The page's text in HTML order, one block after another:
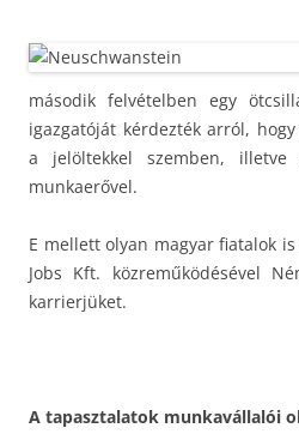
második felvételben egy
igazgatóját kérdezték arról,
a jelöltekkel szemben, illetve
munkaerővel.
E mellett olyan magyar fiatalok
Jobs Kft. közreműködésével
karrierjüket.
A tapasztalatok munkavállalói